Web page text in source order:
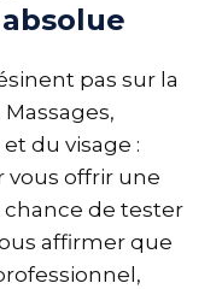
pas sur la
du visage :
offrir une
chance de tester
affirmer que